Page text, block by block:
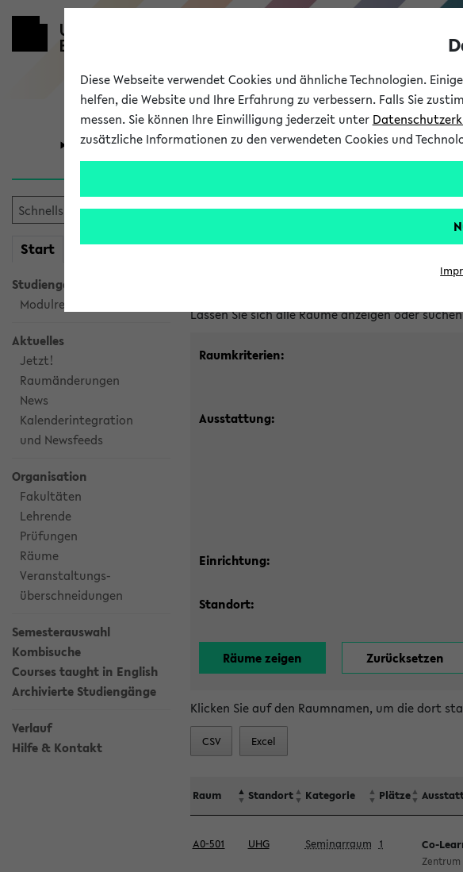
Universität Forschung Studium
Start meineKVV
Studiengangsauswahl
Modulrecherche
Aktuelles
Jetzt!
Raumänderungen
News
Kalenderintegration
und Newsfeeds
Organisation
Fakultäten
Lehrende
Prüfungen
Räume
Veranstaltungs-
überschneidungen
Semesterauswahl
Kombisuche
Courses taught in English
Archivierte Studiengänge
Verlauf
Hilfe & Kontakt
Im eKVV verwaltete
Lassen Sie sich alle Räume anzeigen oder
Raumkriterien:
Ausstattung:
Einrichtung:
Standort:
Klicken Sie auf den Raumnamen, um die dort
CSV Excel
Raum Standort Kategorie Plätze
A0-501 UHG Seminarraum 1 Co-
Zentrum
Diese Webseite verwendet Cookies und ähnliche Technologien.
helfen, die Website und Ihre Erfahrung zu verbessern. Falls Sie
messen. Sie können Ihre Einwilligung jederzeit unter
zusätzliche Informationen zu den verwendeten Cookies und